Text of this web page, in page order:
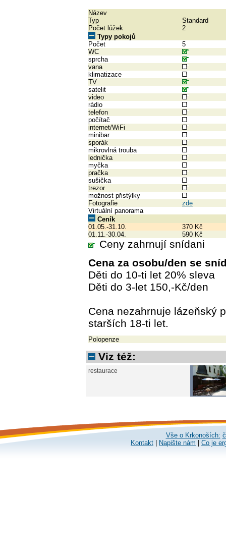
Název
Typ
Standard
Počet lůžek
2
Typy pokojů
Počet
5
WC
sprcha
vana
klimatizace
TV
satelit
video
rádio
telefon
počítač
internet/WiFi
minibar
sporák
mikrovlná trouba
lednička
myčka
pračka
sušička
trezor
možnost přistýlky
Fotografie
zde
Virtuální panorama
Ceník
01.05.-31.10.
370 Kč
01.11.-30.04.
590 Kč
Ceny zahrnují snídani
Cena za osobu/den se
Děti do 10-ti let 20% sleva
Děti do 3-let 150,-Kč/den
Cena nezahrnuje lázeňský
starších 18-ti let.
Polopenze
Viz též:
restaurace
Vše o Krkonoších:
Kontakt
Napište nám Co je